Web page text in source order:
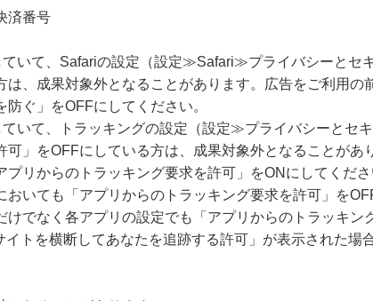
済番号
いて、Safariの設定（設定≫Safari≫プライバシーとセ
は、成果対象外となることがあります。広告をご利用の
ぐ」をOFFにしてください。
いて、トラッキングの設定（設定≫プライバシーとセ
可」をOFFにしている方は、成果対象外となることが
リからのトラッキング要求を許可」をONにしてくださ
おいても「アプリからのトラッキング要求を許可」を
けでなく各アプリの設定でも「アプリからのトラッキン
トを横断してあなたを追跡する許可」が表示された場